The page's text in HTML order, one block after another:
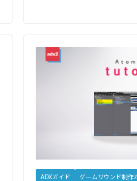
ADXガイド ゲームサウンド制作